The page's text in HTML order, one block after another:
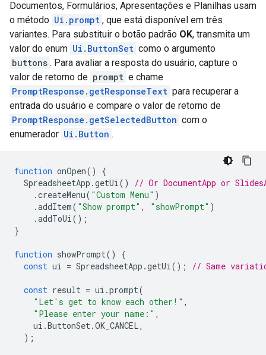
Documentos, Formulários, Apresentações e Planilhas usam
o método Ui.prompt , que está disponível em três
variantes. Para substituir o botão padrão OK, transmita um
valor do enum Ui.ButtonSet como o argumento
buttons . Para avaliar a resposta do usuário, capture o
valor de retorno de prompt e chame
PromptResponse.getResponseText para recuperar a
entrada do usuário e compare o valor de retorno de
PromptResponse.getSelectedButton com o
enumerador Ui.Button .
function onOpen()
{
SpreadsheetApp .getUi()
// Or DocumentApp or
.createMenu( "Custom Menu" )
.addItem( "Show prompt" , "showPrompt" )
.addToUi();
}
function showPrompt()
{
const ui = SpreadsheetApp .getUi(); // Same
const result = ui .prompt(
"Let's get to know each other!" ,
"Please enter your name:" ,
ui .ButtonSet.OK_CANCEL,
);